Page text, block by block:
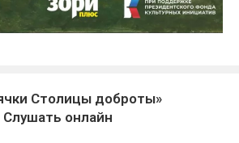
Столицы доброты»
Слушать онлайн